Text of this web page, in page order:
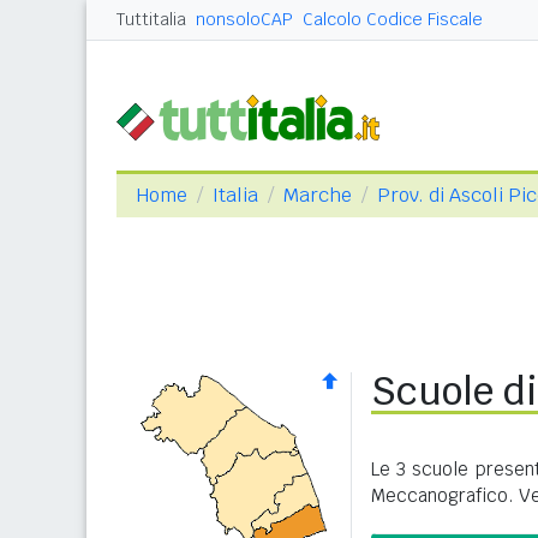
Tuttitalia nonsoloCAP Calcolo Codice Fiscale
Home Italia Marche Prov. di Ascoli
Scuole
Le 3 scuole
Meccanografico.